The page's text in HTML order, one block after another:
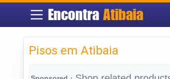
EncontraAtibaia
Pisos em Atibaia